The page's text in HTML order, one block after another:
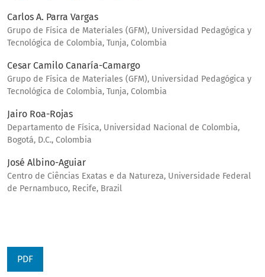
Carlos A. Parra Vargas
Grupo de Física de Materiales (GFM), Universidad Pedagógica y
Tecnológica de Colombia, Tunja, Colombia
Cesar Camilo Canaría-Camargo
Grupo de Física de Materiales (GFM), Universidad Pedagógica y
Tecnológica de Colombia, Tunja, Colombia
Jairo Roa-Rojas
Departamento de Física, Universidad Nacional de Colombia,
Bogotá, D.C., Colombia
José Albino-Aguiar
Centro de Ciências Exatas e da Natureza, Universidade Federal
de Pernambuco, Recife, Brazil
PDF